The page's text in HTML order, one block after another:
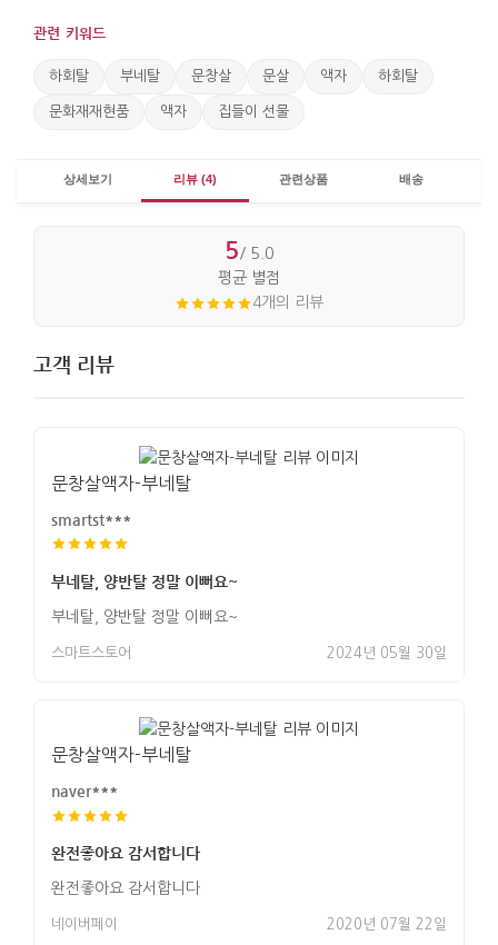
관련 키워드
하회탈 부네탈 문창살 문살 액자 하회탈
문화재재현품 액자 집들이 선물
상세보기 리뷰 (4) 관련상품 배송
5/ 5.0
평균 별점
4개의 리뷰
고객 리뷰
문창살액자-부네탈
smartst***
부네탈, 양반탈 정말 이뻐요~
부네탈, 양반탈 정말 이뻐요~
스마트스토어 2024년 05월 30일
문창살액자-부네탈
naver***
완전좋아요 감서합니다
완전좋아요 감서합니다
네이버페이 2020년 07월 22일